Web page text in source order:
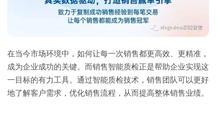
房地产
金融
资源中心
全部
关于我们
在当今市场环境中，如何让每一次销售都更高效、更精准，
成为企业成功的关键。而销售智能质检正是帮助企业实现这
一目标的有力工具。通过智能质检技术，销售团队可以更好
地了解客户需求，优化销售流程，从而提高整体销售业绩。